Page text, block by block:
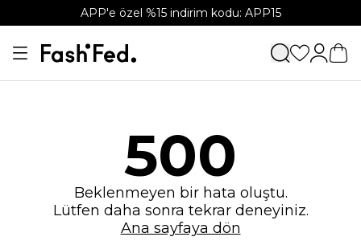
APP'e özel %15 indirim kodu: APP15
500
Beklenmeyen bir hata oluştu.
Lütfen daha sonra tekrar deneyiniz.
Ana sayfaya dön